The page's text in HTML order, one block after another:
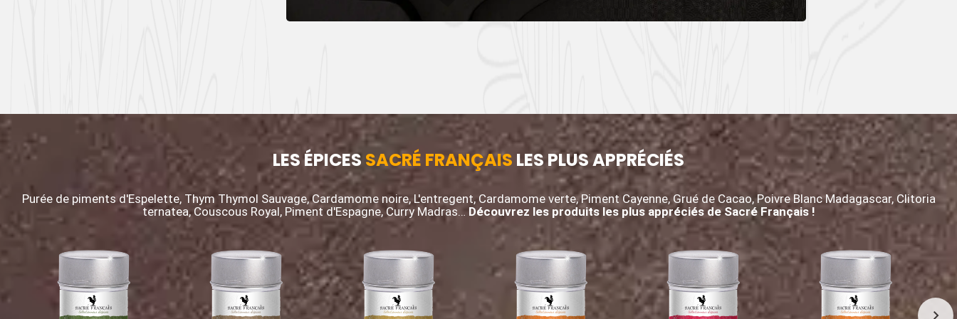
LES ÉPICES SACRÉ FRANÇAIS LES PLUS APPRÉCIÉS
Purée de piments d'Espelette, Thym Thymol Sauvage, Cardamome noire, L'entregent, Cardamome verte, Piment Cayenne, Grué de Cacao, Poivre Blanc Madagascar, Clitoria
ternatea, Couscous Royal, Piment d'Espagne, Curry Madras… Découvrez les produits les plus appréciés de Sacré Français !